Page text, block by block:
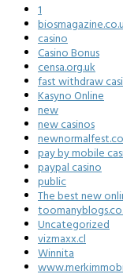
1
casino
Casino Bonus
censa.org.uk
fast withdraw
Kasyno Online
new
new casinos
pay by mobile
paypal casino
public
The best new
Uncategorized
vizmaxx.cl
Winnita